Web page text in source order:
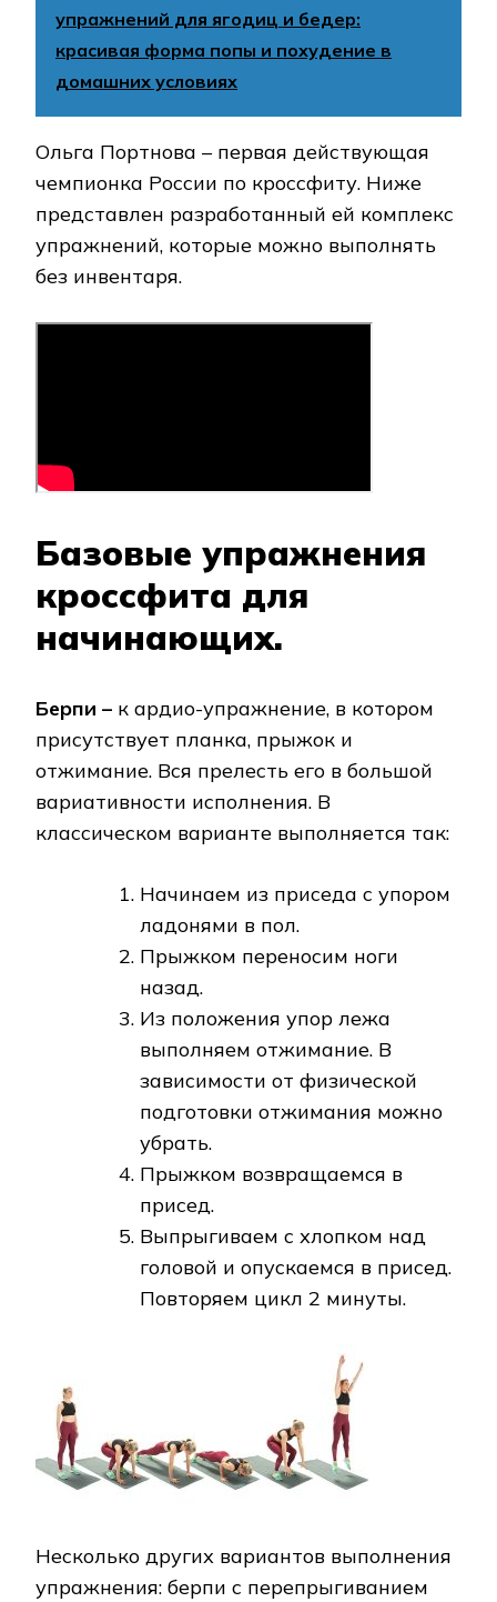
упражнений для ягодиц и бедер:
красивая форма попы и похудение в
домашних условиях
Ольга Портнова – первая действующая
чемпионка России по кроссфиту. Ниже
представлен разработанный ей комплекс
упражнений, которые можно выполнять
без инвентаря.
Базовые упражнения
кроссфита для
начинающих.
Берпи – к ардио-упражнение, в котором
присутствует планка, прыжок и
отжимание. Вся прелесть его в большой
вариативности исполнения. В
классическом варианте выполняется так:
Начинаем из приседа с упором
ладонями в пол.
Прыжком переносим ноги
назад.
Из положения упор лежа
выполняем отжимание. В
зависимости от физической
подготовки отжимания можно
убрать.
Прыжком возвращаемся в
присед.
Выпрыгиваем с хлопком над
головой и опускаемся в присед.
Повторяем цикл 2 минуты.
Несколько других вариантов выполнения
упражнения: берпи с перепрыгиванием